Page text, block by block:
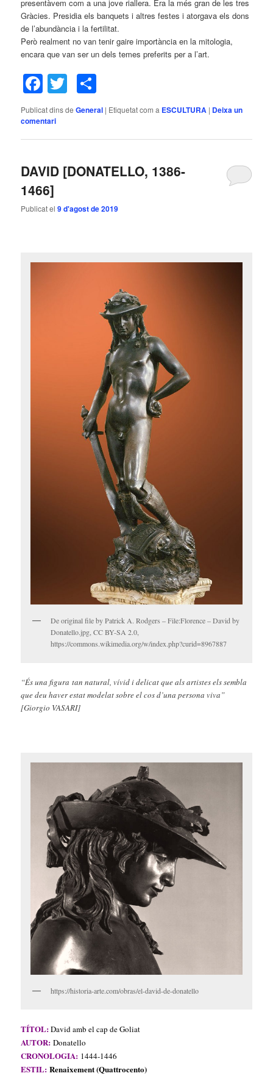
presentàvem com a una jove riallera. Era la més gran de les tres
Gràcies. Presidia els banquets i altres festes i atorgava els dons
de l’abundància i la fertilitat.
Però realment no van tenir gaire importància en la mitologia,
encara que van ser un dels temes preferits per a l’art.
Facebook
Twitter
Publicat dins de General | Etiquetat com a ESCULTURA | Deixa un
comentari
DAVID [DONATELLO, 1386-
1466]
Publicat el9 d'agost de 2019
De original file by Patrick A. Rodgers – File:Florence – David by
Donatello.jpg, CC BY-SA 2.0,
https://commons.wikimedia.org/w/index.php?curid=8967887
“És una figura tan natural, vívid i delicat que als artistes els sembla
que deu haver estat modelat sobre el cos d’una persona viva”
[Giorgio VASARI]
https://historia-arte.com/obras/el-david-de-donatello
TÍTOL:David amb el cap de Goliat
AUTOR:Donatello
CRONOLOGIA: 1444-1446
ESTIL:Renaixement (Quattrocento)